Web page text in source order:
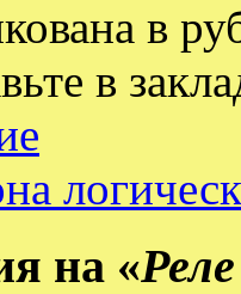
в
в
на «